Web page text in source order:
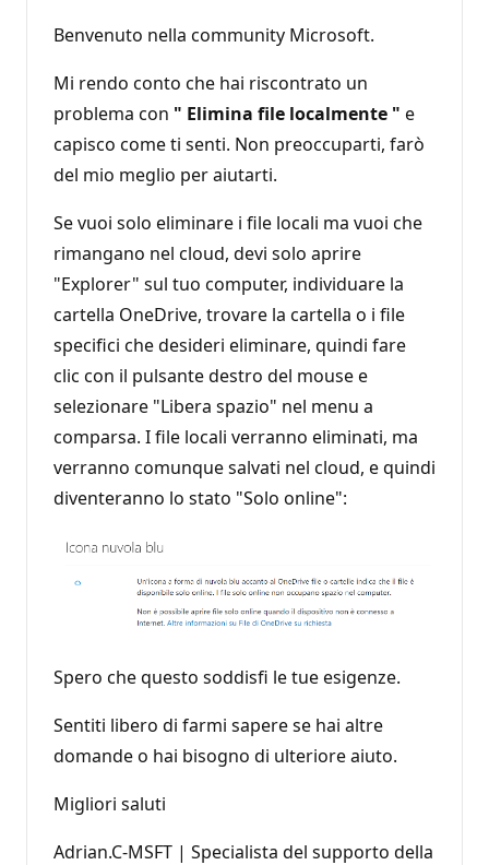
Benvenuto nella community Microsoft.
Mi rendo conto che hai riscontrato un
problema con " Elimina file localmente " e
capisco come ti senti. Non preoccuparti, farò
del mio meglio per aiutarti.
Se vuoi solo eliminare i file locali ma vuoi che
rimangano nel cloud, devi solo aprire
"Explorer" sul tuo computer, individuare la
cartella OneDrive, trovare la cartella o i file
specifici che desideri eliminare, quindi fare
clic con il pulsante destro del mouse e
selezionare "Libera spazio" nel menu a
comparsa. I file locali verranno eliminati, ma
verranno comunque salvati nel cloud, e quindi
diventeranno lo stato "Solo online":
Spero che questo soddisfi le tue esigenze.
Sentiti libero di farmi sapere se hai altre
domande o hai bisogno di ulteriore aiuto.
Migliori saluti
Adrian.C-MSFT | Specialista del supporto della